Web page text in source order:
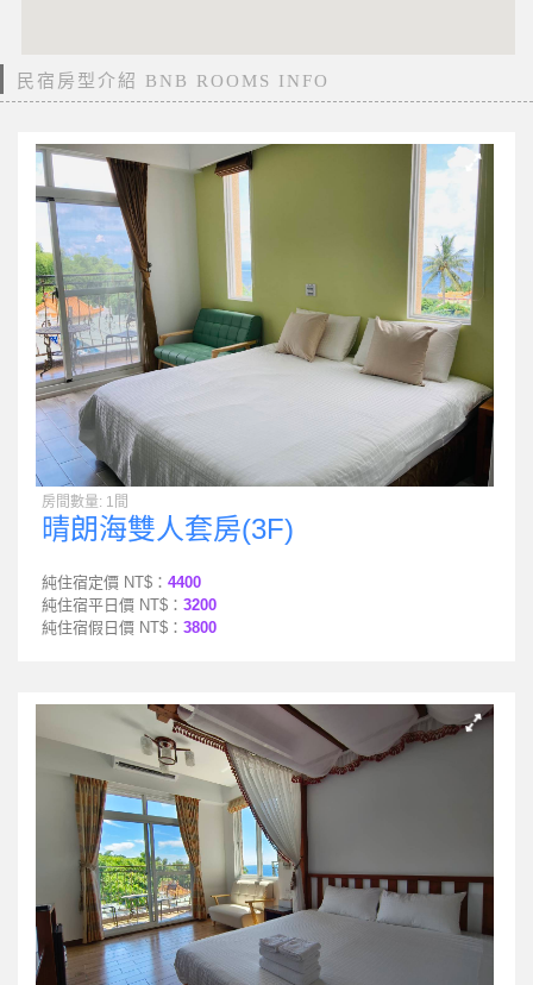
民宿房型介紹 BNB ROOMS INFO
房間數量: 1間
晴朗海雙人套房(3F)
純住宿定價 NT$： 4400
純住宿平日價 NT$： 3200
純住宿假日價 NT$： 3800